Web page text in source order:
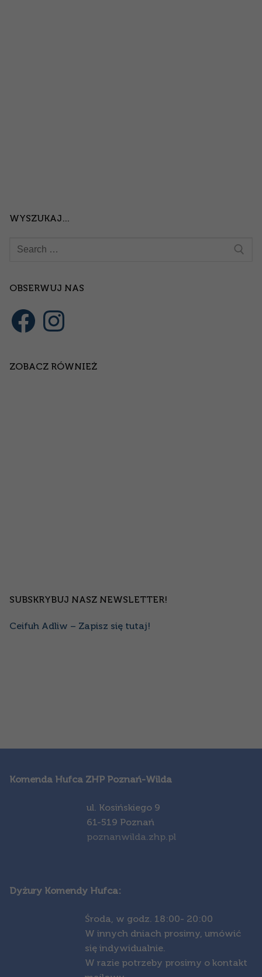
WYSZUKAJ…
OBSERWUJ NAS
ZOBACZ RÓWNIEŻ
SUBSKRYBUJ NASZ NEWSLETTER!
Ceifuh Adliw – Zapisz się tutaj!
Komenda Hufca ZHP Poznań-Wilda
ul. Kosińskiego 9
61-519 Poznań
poznanwilda.zhp.pl
Dyżury Komendy Hufca:
Środa, w godz. 18:00- 20:00
W innych dniach prosimy, umówić
się indywidualnie.
W razie potrzeby prosimy o kontakt